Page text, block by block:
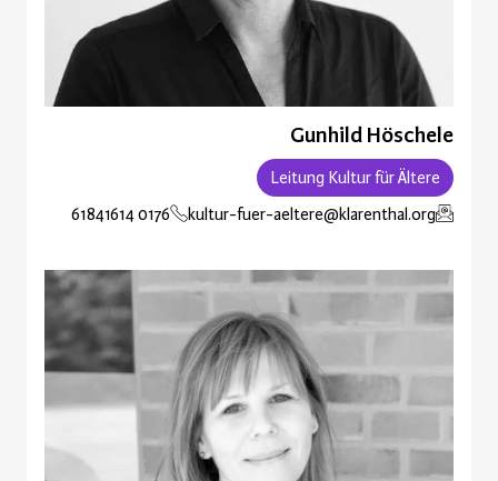
Gunhild Höschele
Leitung Kultur für Ältere
kultur-fuer-aeltere@klarenthal.org
0176 61841614